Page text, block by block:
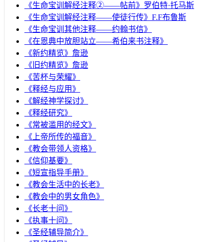
《生命宝训解经注释②——帖前》罗伯特·托马斯
《生命宝训解经注释——使徒行传》F.F布鲁斯
《生命宝训其他注释——约翰书信》
《在恩典中放胆站立——希伯来书注释》
《新约精览》詹逊
《旧约精览》詹逊
《苦杯与荣耀》
《释经与应用》
《解经神学探讨》
《释经研究》
《常被滥用的经文》
《上帝所传的福音》
《教会带领人资格》
《信仰基要》
《短宣指导手册》
《教会生活中的长老》
《教会中的男女角色》
《长老十问》
《执事十问》
《圣经辅导简介》